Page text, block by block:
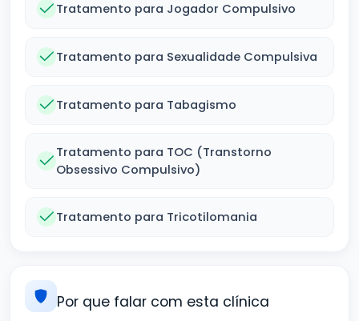
Tratamento para Jogador Compulsivo
Tratamento para Sexualidade Compulsiva
Tratamento para Tabagismo
Tratamento para TOC (Transtorno
Obsessivo Compulsivo)
Tratamento para Tricotilomania
Por que falar com esta clínica